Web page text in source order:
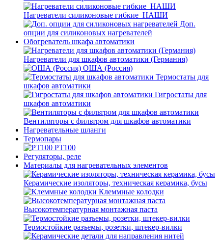
Нагреватели силиконовые гибкие_НАШИ
Доп.
опции для силиконовых нагревателей
Обогреватель шкафа автоматики
Нагреватели для шкафов автоматики (Германия)
ОША (Россия)
Термостаты для
шкафов автоматики
Гигростаты для
шкафов автоматики
Вентиляторы с фильтром для шкафов автоматики
Нагревательные шланги
Термопары
PT100
Регуляторы, реле
Материалы для нагревательных элементов
Керамические изоляторы, техническая керамика, бусы
Клеммные колодки
Высокотемпературная монтажная паста
Термостойкие разъемы, розетки, штекер-вилки